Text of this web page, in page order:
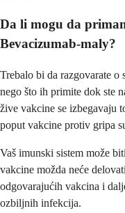
Da li mogu da
Bevacizumab-maly?
Trebalo bi da razgovarate
nego što ih primite dok ste
žive vakcine se izbegavaju
poput vakcine protiv gripa
Vaš imunski sistem može
vakcine možda neće
odgovarajućih vakcina i
ozbiljnih infekcija.